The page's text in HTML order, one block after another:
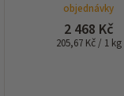
objednávky
2 468 Kč
Měrná
205,67 Kč / 1 kg